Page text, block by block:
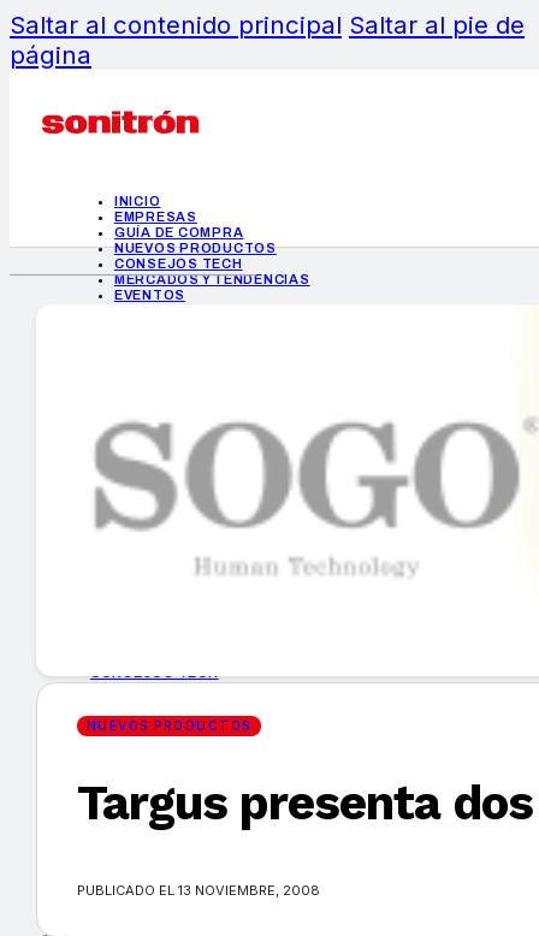
Saltar al contenido principal Saltar al pie de
página
INICIO
EMPRESAS
GUÍA DE COMPRA
NUEVOS PRODUCTOS
CONSEJOS TECH
MERCADOS Y TENDENCIAS
EVENTOS
INICIO
EMPRESAS
GUÍA DE COMPRA
MERCADOS Y TENDENCIAS
NUEVOS PRODUCTOS
Targus presenta
PUBLICADO EL 13 NOVIEMBRE, 2008